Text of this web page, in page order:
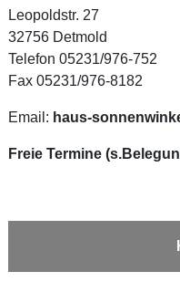
Leopoldstr. 27
32756 Detmold
Telefon 05231/976-752
Fax 05231/976-8182
Email: haus-
Freie Termine